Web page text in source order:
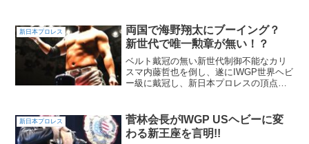
ワースト記録を打ち立ててしまいまし
た。...
新日本プロレス
両国で海野翔太にブーイング？
新世代で唯一勲章が無い！？
ベルト戴冠の無い新世代制御不能なカリ
スマ内藤哲也を倒し、遂にIWGP世界ヘビ
ー級に戴冠し、新日本プロレスの頂点に
鷹木信悟、海野翔太です。【新日本】ザ
ック・セイバー...
新日本プロレス
菅林会長がIWGP USヘビーに変
わる新王座を言明!!